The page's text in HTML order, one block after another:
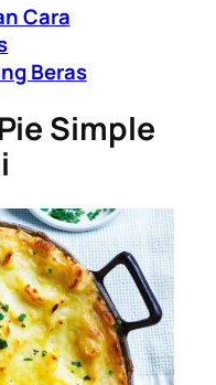
Cara
Beras
Simple